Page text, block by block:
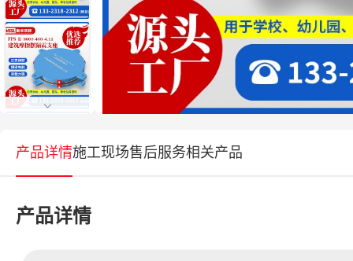
产品详情施工现场售后服务相关产品
产品详情